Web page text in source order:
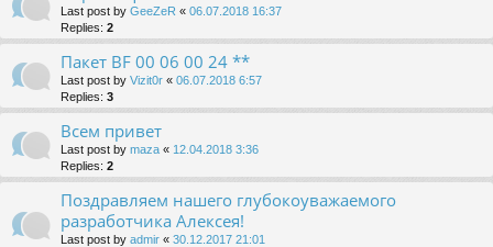
Last post by GeeZeR « 06.07.2018 16:37
Replies: 2
Пакет BF 00 06 00 24 **
Last post by Vizit0r « 06.07.2018 6:57
Replies: 3
Всем привет
Last post by maza « 12.04.2018 3:36
Replies: 2
Поздравляем нашего глубокоуважаемого
разработчика Алексея!
Last post by admir « 30.12.2017 21:01